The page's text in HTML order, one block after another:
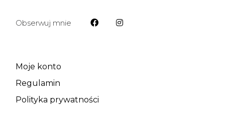
Obserwuj mnie
Moje konto
Regulamin
Polityka prywatności